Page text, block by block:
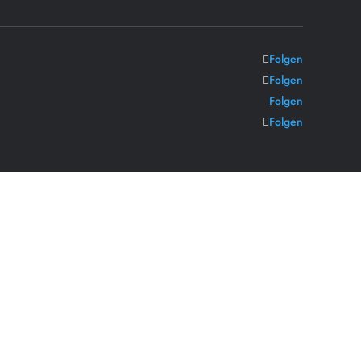
Folgen
Folgen
Folgen
Folgen